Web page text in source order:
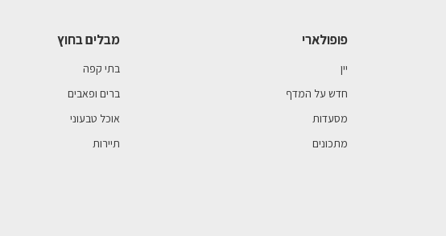
פופולארי
יין
חדש על המדף
מסעדות
מתכונים
מבלים בחוץ
בתי קפה
ברים ופאבים
אוכל טבעוני
תיירות